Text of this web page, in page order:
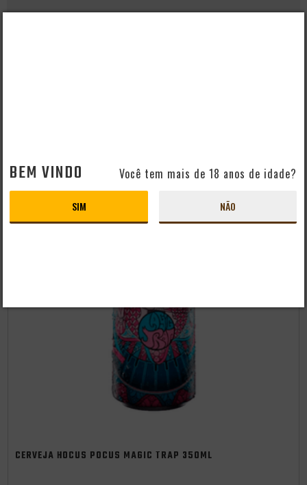
Essa taça leva o nome de tulipa devido a semelhança com o formato
CERVEJA HOCUS POCUS MAGIC TRAP 350ML
BEM VINDO Você tem mais de 18 anos de idade?
SIM NÃO